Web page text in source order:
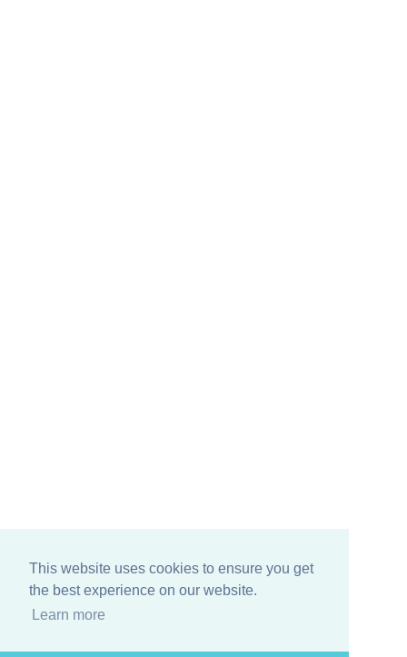
This website uses cookies to ensure you get
the best experience on our website.
Learn more